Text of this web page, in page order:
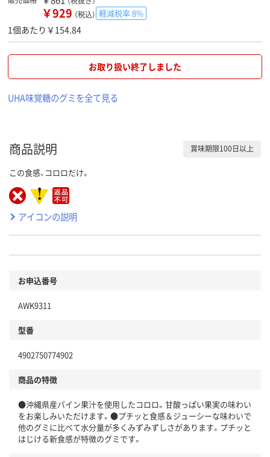
￥929 （税込） 軽減税率 8%
1個あたり￥154.84
お取り扱い終了しました
UHA味覚糖のグミを全て見る
商品説明 賞味期限100日以上
この食感、コロロだけ。
アイコンの説明
お申込番号
AWK9311
型番
4902750774902
商品の特徴
●沖縄県産パイン果汁を使用したコロロ。甘酸っぱい果実の味わい
をお楽しみいただけます。●プチッと食感＆ジューシーな味わいで
他のグミに比べて水分量が多くみずみずしさがあります。プチッと
はじける新食感が特徴のグミです。